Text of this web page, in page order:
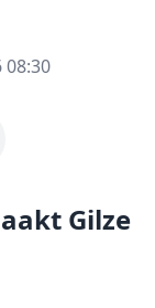
08:30
Gilze